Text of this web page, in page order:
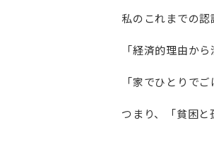
私のこれまでの認
「経済的理由か
「家でひとりで
つまり、「貧困と